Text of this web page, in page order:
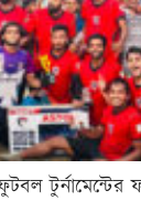
টুর্নামেন্টের